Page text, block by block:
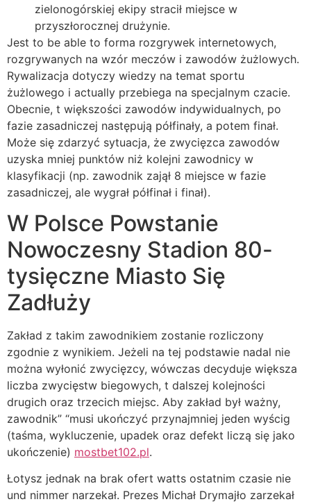
zielonogórskiej ekipy stracił miejsce w
przyszłorocznej drużynie.
Jest to be able to forma rozgrywek internetowych,
rozgrywanych na wzór meczów i zawodów żużlowych.
Rywalizacja dotyczy wiedzy na temat sportu
żużlowego i actually przebiega na specjalnym czacie.
Obecnie, t większości zawodów indywidualnych, po
fazie zasadniczej następują półfinały, a potem finał.
Może się zdarzyć sytuacja, że zwycięzca zawodów
uzyska mniej punktów niż kolejni zawodnicy w
klasyfikacji (np. zawodnik zajął 8 miejsce w fazie
zasadniczej, ale wygrał półfinał i finał).
W Polsce Powstanie
Nowoczesny Stadion 80-
tysięczne Miasto Się
Zadłuży
Zakład z takim zawodnikiem zostanie rozliczony
zgodnie z wynikiem. Jeżeli na tej podstawie nadal nie
można wyłonić zwycięzcy, wówczas decyduje większa
liczba zwycięstw biegowych, t dalszej kolejności
drugich oraz trzecich miejsc. Aby zakład był ważny,
zawodnik” “musi ukończyć przynajmniej jeden wyścig
(taśma, wykluczenie, upadek oraz defekt liczą się jako
ukończenie) mostbet102.pl.
Łotysz jednak na brak ofert watts ostatnim czasie nie
und nimmer narzekał. Prezes Michał Drymajło zarzekał